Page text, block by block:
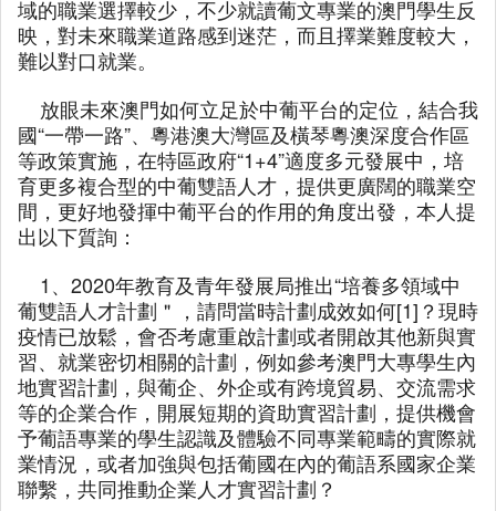
域的職業選擇較少，不少就讀葡文專業的澳門學生反
映，對未來職業道路感到迷茫，而且擇業難度較大，
難以對口就業。
放眼未來澳門如何立足於中葡平台的定位，結合我
國“一帶一路”、粵港澳大灣區及橫琴粵澳深度合作區
等政策實施，在特區政府“1+4”適度多元發展中，培
育更多複合型的中葡雙語人才，提供更廣闊的職業空
間，更好地發揮中葡平台的作用的角度出發，本人提
出以下質詢：
1、2020年教育及青年發展局推出“培養多領域中
葡雙語人才計劃＂，請問當時計劃成效如何[1]？現時
疫情已放鬆，會否考慮重啟計劃或者開啟其他新與實
習、就業密切相關的計劃，例如參考澳門大專學生內
地實習計劃，與葡企、外企或有跨境貿易、交流需求
等的企業合作，開展短期的資助實習計劃，提供機會
予葡語專業的學生認識及體驗不同專業範疇的實際就
業情況，或者加強與包括葡國在內的葡語系國家企業
聯繫，共同推動企業人才實習計劃？